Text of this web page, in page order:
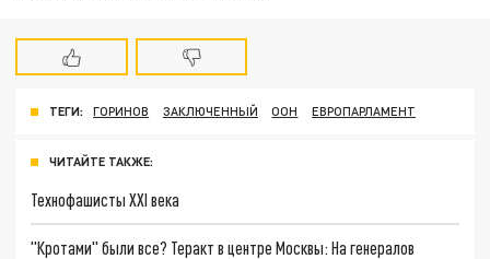
ТЕГИ: ГОРИНОВ ЗАКЛЮЧЕННЫЙ ООН ЕВРОПАРЛАМЕНТ
ЧИТАЙТЕ ТАКЖЕ:
Технофашисты XXI века
"Кротами" были все? Теракт в центре Москвы: На генералов